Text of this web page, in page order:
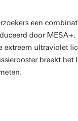
een
door
ultraviolet
breekt het